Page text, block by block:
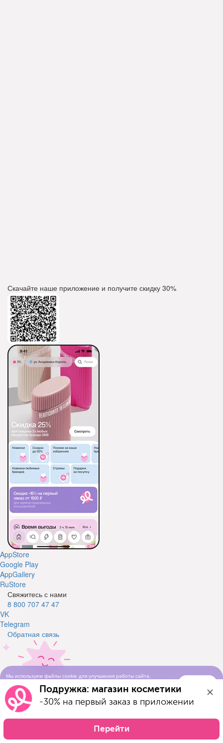
Скачайте наше приложение и получите скидку 30%
AppStore
Google Play
AppGallery
RuStore
Свяжитесь с нами
8 800 707 47 47
VK
Telegram
Обратная связь
Свяжитесь с нами
Оставьте свой телефон и мы вам перезвоним
Я ознакомился(-ась) с условиями Договора-оферты и даю
Мы используем файлы cookie для улучшения работы сайта.
использования cookie-файловПодружка: магазин косметики
-30% на первый заказ в приложении
Перейти